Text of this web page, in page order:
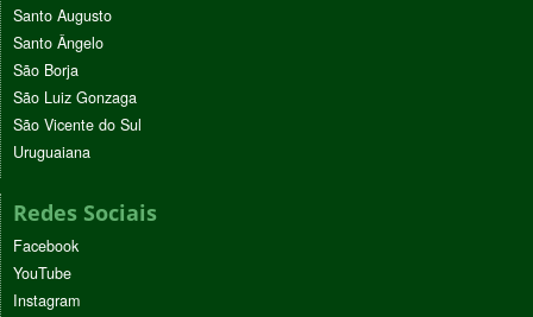
Santo Augusto
Santo Ângelo
São Borja
São Luiz Gonzaga
São Vicente do Sul
Uruguaiana
Redes Sociais
Facebook
YouTube
Instagram